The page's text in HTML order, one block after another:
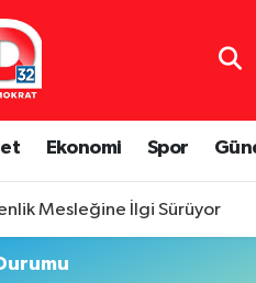
Ekonomi Spor
Mesleğine İlgi Sürüyor